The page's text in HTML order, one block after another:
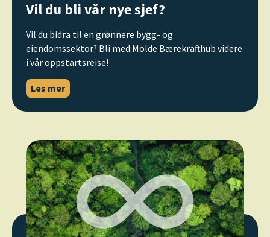
Vil du bli vår nye sjef?
Vil du bidra til en grønnere bygg- og
eiendomssektor? Bli med Molde Bærekrafthub videre
i vår oppstartsreise!
Les mer